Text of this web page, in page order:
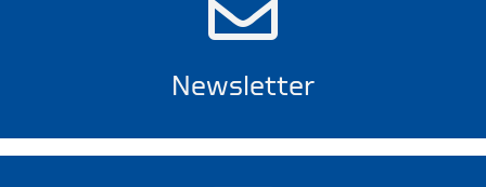
Newsletter